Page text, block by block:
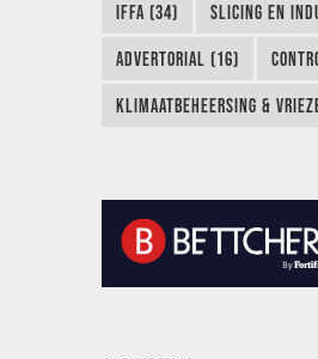
IFFA (34) SLICING EN
ADVERTORIAL (16)
KLIMAATBEHEERSING &